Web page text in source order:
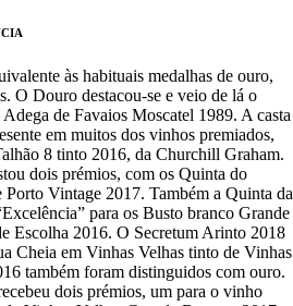
às habituais medalhas de ouro,
O Douro destacou-se e veio de lá o
de Favaios Moscatel 1989. A casta
em muitos dos vinhos premiados,
8 tinto 2016, da Churchill Graham.
dois prémios, com os Quinta do
Vintage 2017. Também a Quinta da
para os Busto branco Grande
Escolha 2016. O Secretum Arinto 2018
Cheia em Vinhas Velhas tinto de Vinhas
também foram distinguidos com ouro.
dois prémios, um para o vinho